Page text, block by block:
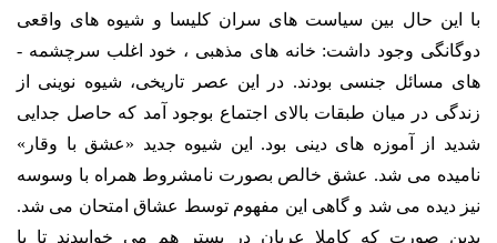
با این حال بین سیاست­ های سران کلیسا و شیوه های واقعی
دوگانگی وجود داشت: خانه­ های مذهبی ، خود اغلب سرچشمه ­
های مسائل جنسی بودند. در این عصر تاریخی، شیوه نوینی از
زندگی در میان طبقات بالای اجتماع بوجود آمد که حاصل جدایی
شدید از آموزه­ های دینی بود. این شیوه جدید «عشق با وقار»
نامیده می ­شد. عشق خالص بصورت نامشروط همراه با وسوسه
نیز دیده می شد و گاهی این مفهوم توسط عشاق امتحان می ­شد.
بدین صورت که کاملا عریان در بستر هم می­ خوابیدند تا با